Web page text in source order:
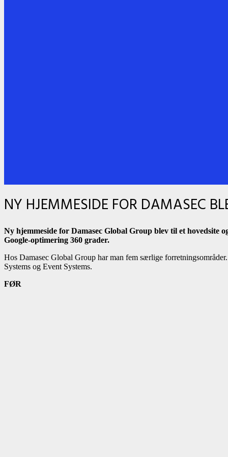
NY HJEMMESIDE FOR DAMASEC
Ny hjemmeside for Damasec Global Group blev til et hovedsite
Google-optimering 360 grader.
Hos Damasec Global Group har man fem særlige
Systems og Event Systems.
FØR